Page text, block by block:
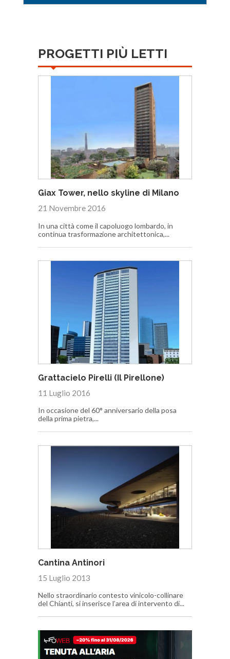
PROGETTI PIÙ LETTI
Giax Tower, nello skyline di Milano
21 Novembre 2016
In una città come il capoluogo lombardo, in
continua trasformazione architettonica,...
Grattacielo Pirelli (Il Pirellone)
11 Luglio 2016
In occasione del 60° anniversario della posa
della prima pietra,...
Cantina Antinori
15 Luglio 2013
Nello straordinario contesto vinicolo-collinare
del Chianti, si inserisce l’area di intervento di...